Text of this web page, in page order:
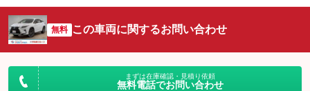
無料 この車両に関するお問い合わせ
まずは在庫確認・見積り依頼
無料電話でお問い合わせ